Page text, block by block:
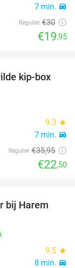
7 min. directions_car
Regulier €30
€19,95
37%
kip-box
9.3 star
7 min. directions_car
Regulier €35,95
€22,50
45%
bij Harem
9.5 star
8 min. directions_car